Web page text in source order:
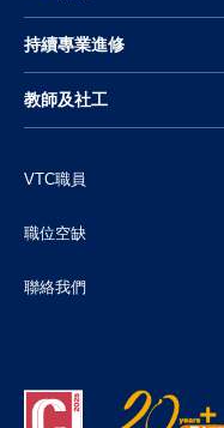
持續專業進修
教師及社工
VTC職員
職位空缺
聯絡我們